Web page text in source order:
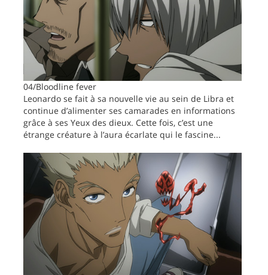
04/Bloodline fever
Leonardo se fait à sa nouvelle vie au sein de Libra et
continue d’alimenter ses camarades en informations
grâce à ses Yeux des dieux. Cette fois, c’est une
étrange créature à l’aura écarlate qui le fascine...